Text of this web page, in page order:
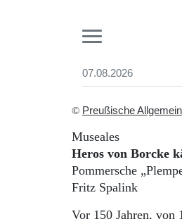
07.08.2026
Start
Aktuelle
Abonnent
Abo Prämien
Suchen
© Preußische
Museales
Heros von Borcke
Pommersche
Fritz Spalink
Vor 150 Jahren, von